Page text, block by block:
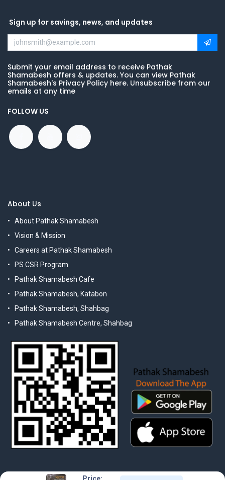
Price:
Sign up for savings, news, and updates
Submit your email address to receive Pathak
Shamabesh offers & updates. You can view Pathak
Shamabesh's Privacy Policy here. Unsubscribe from our
emails at any time
FOLLOW US
About Us
About Pathak Shamabesh
Vision & Mission
Careers at Pathak Shamabesh
PS CSR Program
Pathak Shamabesh Cafe
Pathak Shamabesh, Katabon
Pathak Shamabesh, Shahbag
Pathak Shamabesh Centre, Shahbag